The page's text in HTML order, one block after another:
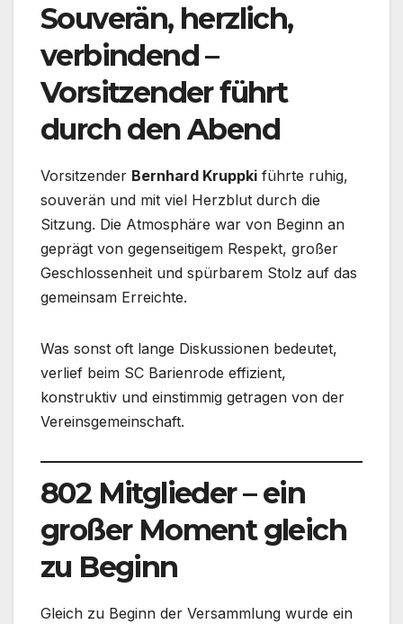
Souverän, herzlich,
verbindend –
Vorsitzender führt
durch den Abend
Vorsitzender Bernhard Kruppki führte ruhig,
souverän und mit viel Herzblut durch die
Sitzung. Die Atmosphäre war von Beginn an
geprägt von gegenseitigem Respekt, großer
Geschlossenheit und spürbarem Stolz auf das
gemeinsam Erreichte.
Was sonst oft lange Diskussionen bedeutet,
verlief beim SC Barienrode effizient,
konstruktiv und einstimmig getragen von der
Vereinsgemeinschaft.
802 Mitglieder – ein
großer Moment gleich
zu Beginn
Gleich zu Beginn der Versammlung wurde ein